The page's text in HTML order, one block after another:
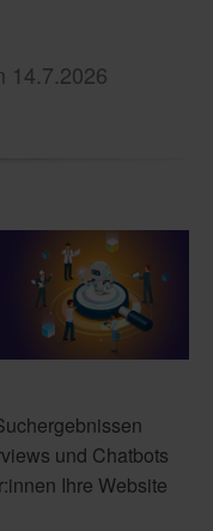
14.7.2026
und Chatbots
Ihre Website